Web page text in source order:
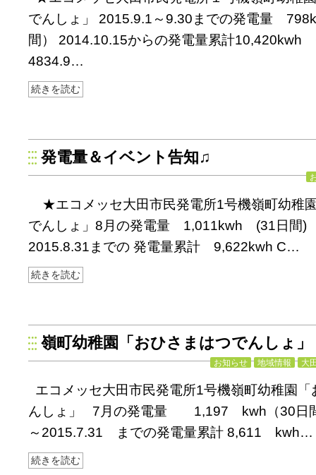
でんしょ」 2015.9.1～9.30までの発電量
間） 2014.10.15からの発電量累計10,420kwh
4834.9…
続きを読む
発電量＆イベント告知♫
★エコメッセ大田市民発電所1号機嶺町幼稚
でんしょ」8月の発電量 1,011kwh (31日間)
2015.8.31までの 発電量累計 9,622kwh C…
続きを読む
嶺町幼稚園「おひさまはつでんしょ」
お知らせ 地域情報 大
エコメッセ大田市民発電所1号機嶺町幼稚園「
んしょ」 7月の発電量 1,197 kwh（30日
～2015.7.31 までの発電量累計 8,611 kwh…
続きを読む